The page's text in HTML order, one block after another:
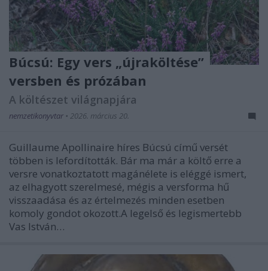
Búcsú: Egy vers „újraköltése”
versben és prózában
A költészet világnapjára
nemzetikonyvtar • 2026. március 20.
Guillaume Apollinaire híres Búcsú című versét
többen is lefordították. Bár ma már a költő erre a
versre vonatkoztatott magánélete is eléggé ismert,
az elhagyott szerelmesé, mégis a versforma hű
visszaadása és az értelmezés minden esetben
komoly gondot okozott.A legelső és legismertebb
Vas István…